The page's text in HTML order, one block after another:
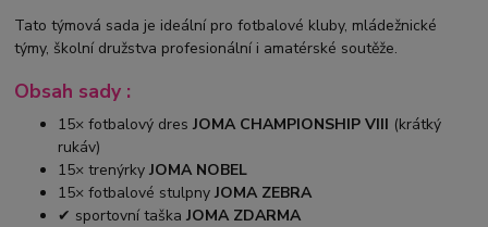
Tato týmová sada je ideální pro fotbalové kluby, mládežnické
týmy, školní družstva profesionální i amatérské soutěže.
Obsah sady :
15× fotbalový dresJOMA CHAMPIONSHIP VIII (krátký
rukáv)
15× trenýrkyJOMA NOBEL
15× fotbalové stulpnyJOMA ZEBRA
✔ sportovní taškaJOMA ZDARMA